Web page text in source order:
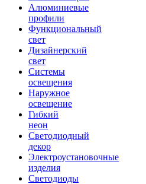
Алюминиевые
профили
Функциональный
свет
Дизайнерский
свет
Системы
освещения
Наружное
освещение
Гибкий
неон
Светодиодный
декор
Электроустановочные
изделия
Светодиоды